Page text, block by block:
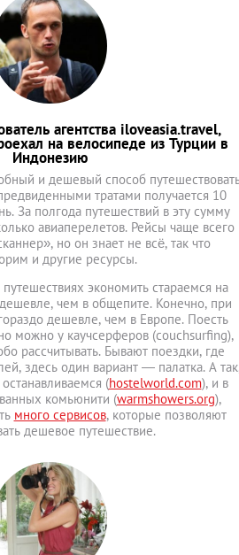
агентства iloveasia.travel,
на велосипеде из Турции в
Индонезию
и дешевый способ
тратами получается 10
За полгода путешествий в эту сумму
авиаперелетов. Рейсы чаще всего
но он знает не всё, так что
и другие ресурсы.
экономить стараемся на
чем в общепите. Конечно, при
дешевле, чем в Европе. Поесть
можно у каучсерферов (сouchsurfing),
рассчитывать. Бывают поездки, где
здесь один вариант — палатка. А
(hostelworld.com), и в
комьюнити (warmshowers.org),
много сервисов, которые позволяют
дешевое путешествие.